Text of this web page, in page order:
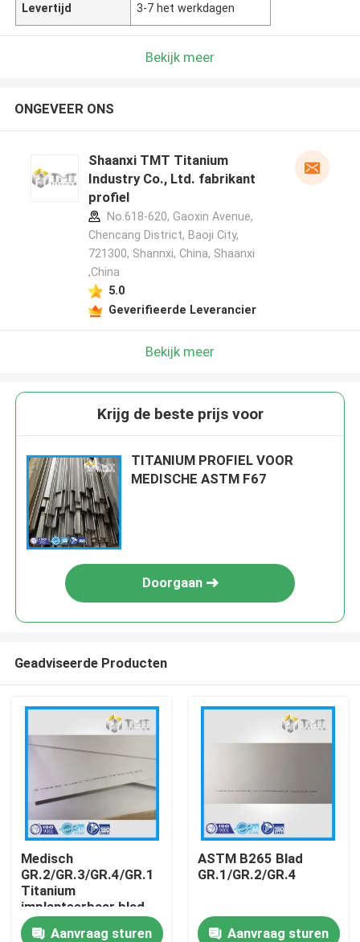
Levertijd 3-7 het werkdagen
Bekijk meer
ONGEVEER ONS
Shaanxi TMT Titanium
Industry Co., Ltd. fabrikant
profiel
No.618-620, Gaoxin Avenue,
Chencang District, Baoji City,
721300, Shannxi, China, Shaanxi
,China
5.0
Geverifieerde Leverancier
Bekijk meer
Krijg de beste prijs voor
TITANIUM PROFIEL VOOR
MEDISCHE ASTM F67
Doorgaan
Geadviseerde Producten
Medisch
GR.2/GR.3/GR.4/GR.1
Titanium
implanteerbaar blad
voor medisch gebruik
Aanvraag sturen
ASTM B265 Blad
GR.1/GR.2/GR.4
Aanvraag sturen